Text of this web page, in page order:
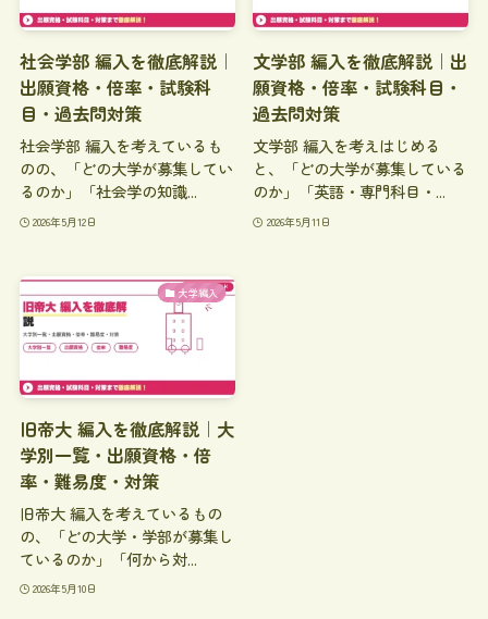
社会学部 編入を徹底解説｜
出願資格・倍率・試験科
目・過去問対策
社会学部 編入を考えているも
のの、「どの大学が募集してい
るのか」「社会学の知識...
2026年5月12日
文学部 編入を徹底解説｜出
願資格・倍率・試験科目・
過去問対策
文学部 編入を考えはじめる
と、「どの大学が募集している
のか」「英語・専門科目・...
2026年5月11日
大学編入
旧帝大 編入を徹底解説｜大
学別一覧・出願資格・倍
率・難易度・対策
旧帝大 編入を考えているもの
の、「どの大学・学部が募集し
ているのか」「何から対...
2026年5月10日